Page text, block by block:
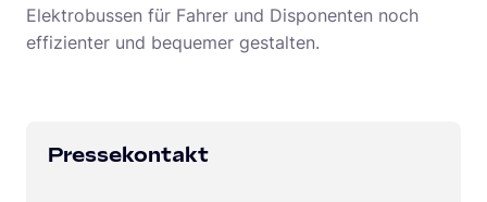
Elektrobussen für Fahrer und Disponenten noch
effizienter und bequemer gestalten.
Pressekontakt